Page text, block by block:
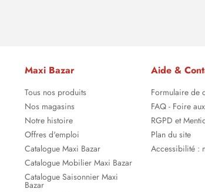
Maxi Bazar
Tous nos produits
Nos magasins
Notre histoire
Offres d'emploi
Catalogue Maxi Bazar
Catalogue Mobilier Maxi Bazar
Catalogue Saisonnier Maxi
Bazar
Aide &
Formulaire de
FAQ - Foire
RGPD et
Plan du site
Accessibilité :